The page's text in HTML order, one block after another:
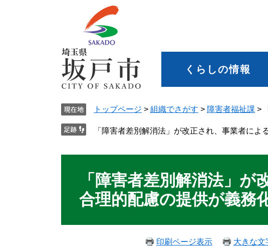
くらしの情報
トップページ > 組織でさがす > 障害者福祉課 >
「障害者差別解消法」が改正され、事業者に
「障害者差別解消法」
合理的配慮の提供が義務
印刷ページ表示 大きな文